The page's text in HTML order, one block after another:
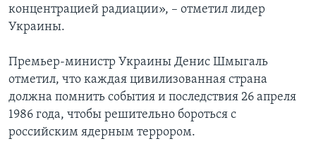
концентрацией радиации», – отметил лидер
Украины.
Премьер-министр Украины Денис Шмыгаль
отметил, что каждая цивилизованная страна
должна помнить события и последствия 26 апреля
1986 года, чтобы решительно бороться с
российским ядерным террором.